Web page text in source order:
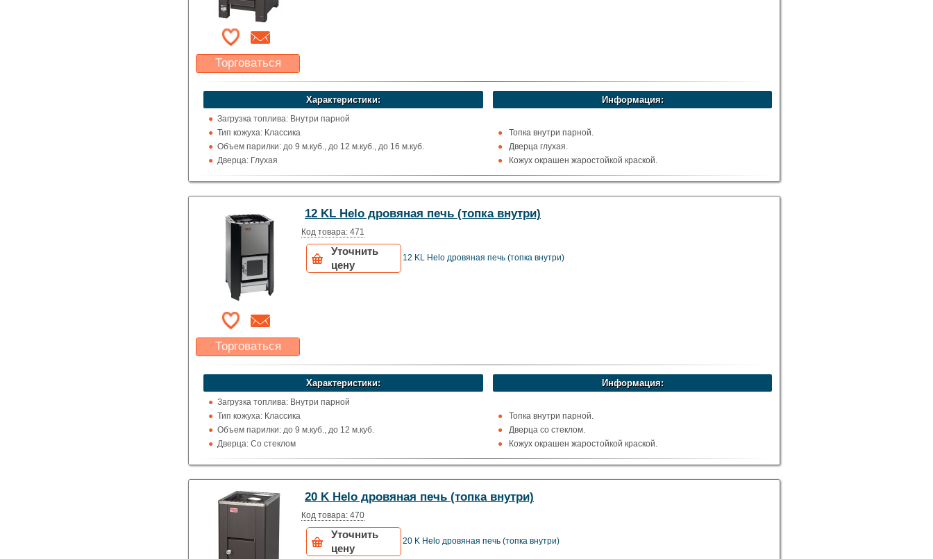
Торговаться
Какая цена Вас
устроит?
Указать цену
Характеристики:
Загрузка топлива: Внутри парной
Тип кожуха: Классика
Объем парилки: до 9 м.куб., до 12 м.куб., до 16 м.куб.
Дверца: Глухая
Выход дымохода: Вверх, Вверх и назад
Производитель: Helo (Финляндия)
Информация:
Топка внутри парной.
Дверца глухая.
Кожух окрашен жаростойкой краской.
Рекомендуемый объём сауны 6-16 м.куб.
Торговаться
Какая цена Вас
устроит?
Указать цену
12 KL Helo дровяная печь (топка внутри)
Код товара: 471
Уточнить
цену
12 KL Helo дровяная печь (топка внутри)
Характеристики:
Загрузка топлива: Внутри парной
Тип кожуха: Классика
Объем парилки: до 9 м.куб., до 12 м.куб.
Дверца: Со стеклом
Выход дымохода: Вверх, Вверх и назад
Производитель: Helo (Финляндия)
Информация:
Топка внутри парной.
Дверца со стеклом.
Кожух окрашен жаростойкой краской.
Рекомендуемый объём сауны 5-13 м.куб.
20 K Helo дровяная печь (топка внутри)
Код товара: 470
Уточнить
цену
20 K Helo дровяная печь (топка внутри)